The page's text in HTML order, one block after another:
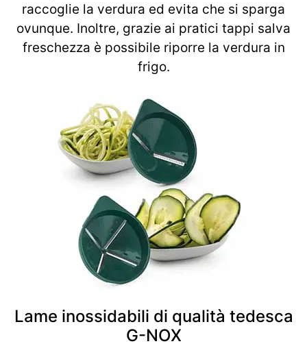
raccoglie la verdura ed evita che si sparga
ovunque. Inoltre, grazie ai pratici tappi salva
freschezza è possibile riporre la verdura in
frigo.
Lame inossidabili di qualità tedesca
G-NOX